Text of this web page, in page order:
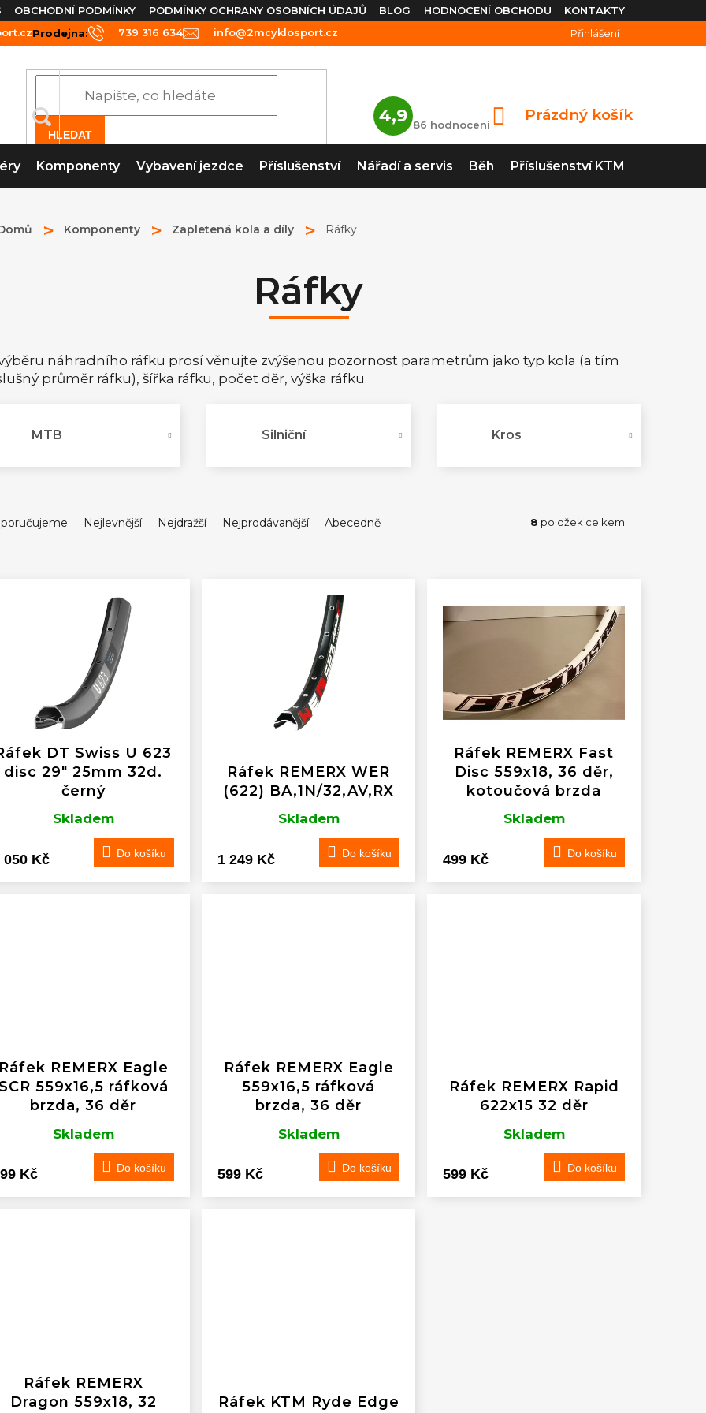
OBCHODNÍ PODMÍNKY PODMÍNKY OCHRANY OSOBNÍCH ÚDAJŮ BLOG KONTAKTY
HODNOCENÍ OBCHODU
Prodejna: 739 316 634 info@2mcyklosport.cz Přihlášení
HLEDAT
4,9
Průměrné
hodnocení
je
4,9
5
86 hodnocení
NÁKUPNÍ
Prázdný košík
Komponenty Vybavení jezdce Příslušenství Nářadí a servis Běh Příslušenství KTM
Komponenty Zapletená kola a díly Ráfky
Ráfky
náhradního ráfku prosí věnujte zvýšenou pozornost parametrům jako typ kola (a tím
průměr ráfku), šířka ráfku, počet děr, výška ráfku.
MTB Silniční Kros
Nejlevnější Nejdražší Nejprodávanější Abecedně 8 položek celkem
DT Swiss U 623
disc 29" 25mm 32d.
černý
Skladem
050 Kč Do košíku
Ráfek REMERX WER
(622) BA,1N/32,AV,RX
Skladem
1 249 Kč Do košíku
Ráfek REMERX Fast
Disc 559x18, 36 děr,
kotoučová brzda
Skladem
499 Kč Do košíku
REMERX Eagle
559x16,5 ráfková
brzda, 36 děr
Skladem
Kč Do košíku
Ráfek REMERX Eagle
559x16,5 ráfková
brzda, 36 děr
Skladem
599 Kč Do košíku
Ráfek REMERX Rapid
622x15 32 děr
Skladem
599 Kč Do košíku
Ráfek REMERX
Dragon 559x18, 32
Ráfek KTM Ryde Edge